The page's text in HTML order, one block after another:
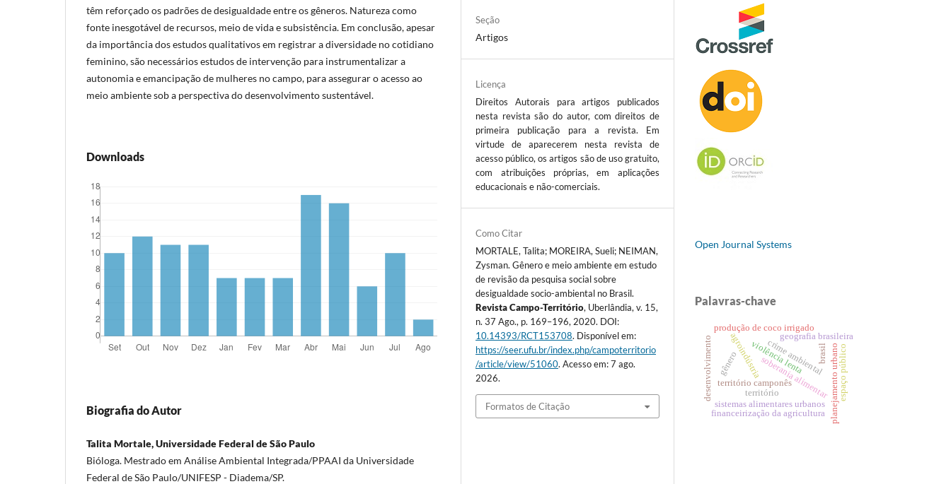
têm reforçado os padrões de desigualdade entre os gêneros. Natureza como
fonte inesgotável de recursos, meio de vida e subsistência. Em conclusão, apesar
da importância dos estudos qualitativos em registrar a diversidade no cotidiano
feminino, são necessários estudos de intervenção para instrumentalizar a
autonomia e emancipação de mulheres no campo, para assegurar o acesso ao
meio ambiente sob a perspectiva do desenvolvimento sustentável.
Downloads
Biografia do Autor
Talita Mortale, Universidade Federal de São Paulo
Bióloga. Mestrado em Análise Ambiental Integrada/PPAAI da Universidade
Federal de São Paulo/UNIFESP - Diadema/SP.
Seção
Artigos
Licença
Direitos Autorais para artigos publicados
nesta revista são do autor, com direitos de
primeira publicação para a revista. Em
virtude de aparecerem nesta revista de
acesso público, os artigos são de uso gratuito,
com atribuições próprias, em aplicações
educacionais e não-comerciais.
Como Citar
MORTALE, Talita; MOREIRA, Sueli; NEIMAN,
Zysman. Gênero e meio ambiente em estudo
de revisão da pesquisa social sobre
desigualdade socio-ambiental no Brasil.
Revista Campo-Território, Uberlândia, v. 15,
n. 37 Ago., p. 169–196, 2020. DOI:
10.14393/RCT153708. Disponível em:
https://seer.ufu.br/index.php/campoterritorio
/article/view/51060. Acesso em: 7 ago.
2026.
Formatos de Citação
Open Journal Systems
Palavras-chave
território camponês
violência lenta
agroindústriasoberania alimentar
crime ambiental
território
gênero
produção de coco irrigado
planejamento urbano
sistemas alimentares urbanos
desenvolvimento geografia brasileira
financeirização da agricultura
brasil espaço público